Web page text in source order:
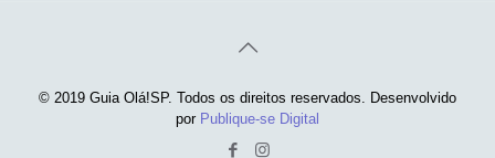
© 2019 Guia Olá!SP. Todos os direitos reservados. Desenvolvido
por Publique-se Digital